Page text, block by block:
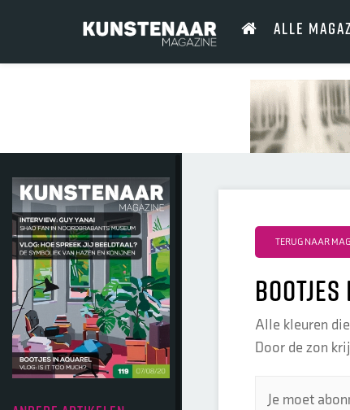
ALLE
TERUG NAAR
Bootjes
Alle kleuren
Door de zon
Je moet